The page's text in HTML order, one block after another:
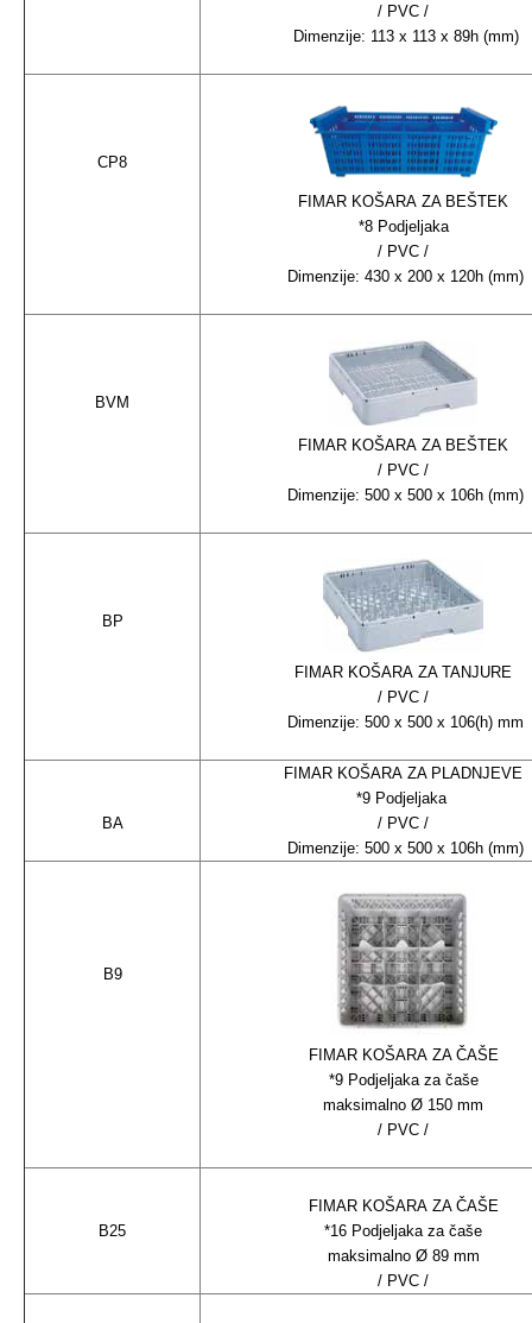
/ PVC /
Dimenzije: 113 x 113 x 89h (mm)
CP8
FIMAR KOŠARA ZA BEŠTEK
*8 Podjeljaka
/ PVC /
Dimenzije: 430 x 200 x 120h (mm)
BVM
FIMAR KOŠARA ZA BEŠTEK
/ PVC /
Dimenzije: 500 x 500 x 106h (mm)
BP
FIMAR KOŠARA ZA TANJURE
/ PVC /
Dimenzije: 500 x 500 x 106(h) mm
BA
FIMAR KOŠARA ZA PLADNJEVE
*9 Podjeljaka
/ PVC /
Dimenzije: 500 x 500 x 106h (mm)
B9
FIMAR KOŠARA ZA ČAŠE
*9 Podjeljaka za čaše
maksimalno Ø 150 mm
/ PVC /
B25
FIMAR KOŠARA ZA ČAŠE
*16 Podjeljaka za čaše
maksimalno Ø 89 mm
/ PVC /